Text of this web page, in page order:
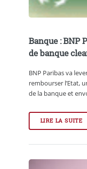
Banque : BNP
de banque
BNP Paribas va
rembourser l’Etat,
de la banque et
LIRE LA SUITE